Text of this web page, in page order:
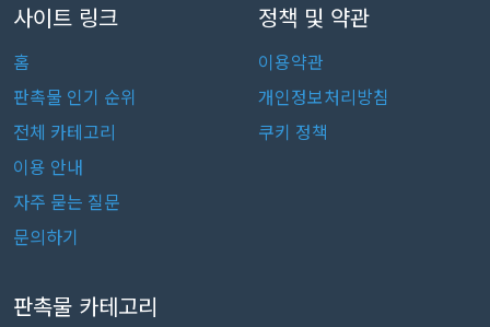
사이트 링크
홈
판촉물 인기 순위
전체 카테고리
이용 안내
자주 묻는 질문
문의하기
정책 및 약관
이용약관
개인정보처리방침
쿠키 정책
판촉물 카테고리